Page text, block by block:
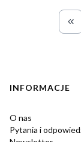
Linki w
INFORMACJE
O nas
Pytania i